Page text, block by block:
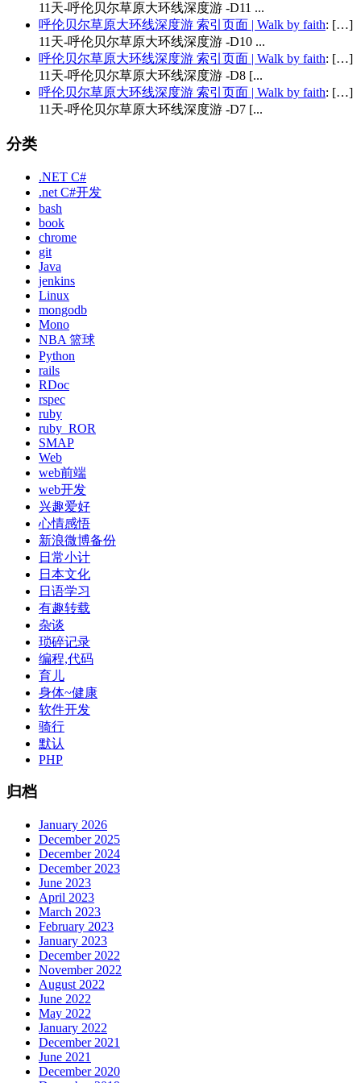
11天-呼伦贝尔草原大环线深度游 -D11 ...
呼伦贝尔草原大环线深度游 索引页面 | Walk by faith: […]
11天-呼伦贝尔草原大环线深度游 -D10 ...
呼伦贝尔草原大环线深度游 索引页面 | Walk by faith: […]
11天-呼伦贝尔草原大环线深度游 -D8 [...
呼伦贝尔草原大环线深度游 索引页面 | Walk by faith: […]
11天-呼伦贝尔草原大环线深度游 -D7 [...
分类
.NET C#
.net C#开发
bash
book
chrome
git
Java
jenkins
Linux
mongodb
Mono
NBA 篮球
Python
rails
RDoc
rspec
ruby
ruby_ROR
SMAP
Web
web前端
web开发
兴趣爱好
心情感悟
新浪微博备份
日常小计
日本文化
日语学习
有趣转载
杂谈
琐碎记录
编程,代码
育儿
身体~健康
软件开发
骑行
默认
PHP
归档
January 2026
December 2025
December 2024
December 2023
June 2023
April 2023
March 2023
February 2023
January 2023
December 2022
November 2022
August 2022
June 2022
May 2022
January 2022
December 2021
June 2021
December 2020